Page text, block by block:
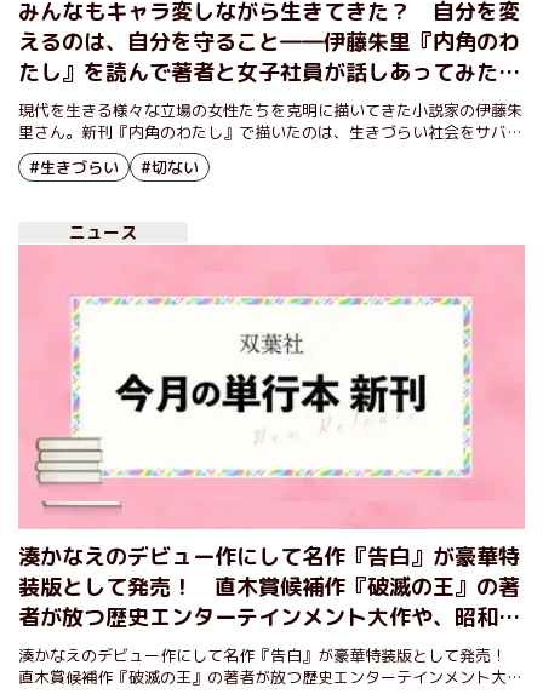
みんなもキャラ変しながら生きてきた？ 自分を変
えるのは、自分を守ること――伊藤朱里『内角のわ
たし』を読んで著者と女子社員が話しあってみた
（後編）
現代を生きる様々な立場の女性たちを克明に描いてきた小説家の伊藤朱
里さん。新刊『内角のわたし』で描いたのは、生きづらい社会をサバイ
ブするために、自分の中に３人の〈わたし〉の声を抱えている女性主人
公だ。ユーモラスに描かれる声たちの葛藤は、私達現代人の誰もが抱え
#生きづらい #切ない
ニュース
湊かなえのデビュー作にして名作『告白』が豪華特
装版として発売！ 直木賞候補作『破滅の王』の著
者が放つ歴史エンターテインメント大作や、昭和世
代vs令和世代の永田町政界エンタメ小説など、今月
も多彩な双葉社の３月の新刊をご紹介！
湊かなえのデビュー作にして名作『告白』が豪華特装版として発売！
直木賞候補作『破滅の王』の著者が放つ歴史エンターテインメント大作